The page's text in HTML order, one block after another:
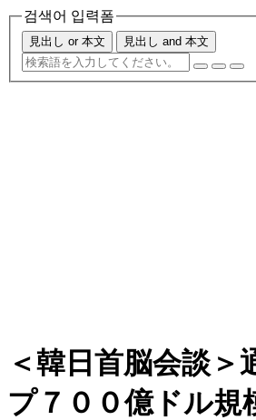
검색어 입력폼
見出し or 本文 見出し and 本文
＜韓日首脳会談＞
プ７００億ドル規